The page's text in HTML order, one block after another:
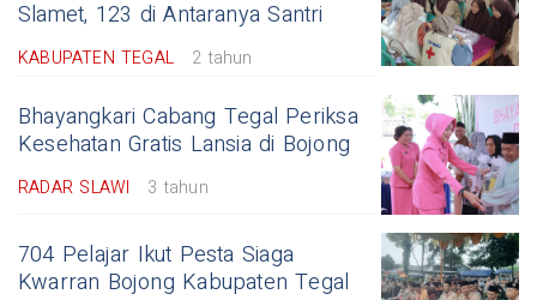
Slamet, 123 di Antaranya Santri
KABUPATEN TEGAL 2 tahun
Bhayangkari Cabang Tegal Periksa
Kesehatan Gratis Lansia di Bojong
RADAR SLAWI 3 tahun
704 Pelajar Ikut Pesta Siaga
Kwarran Bojong Kabupaten Tegal